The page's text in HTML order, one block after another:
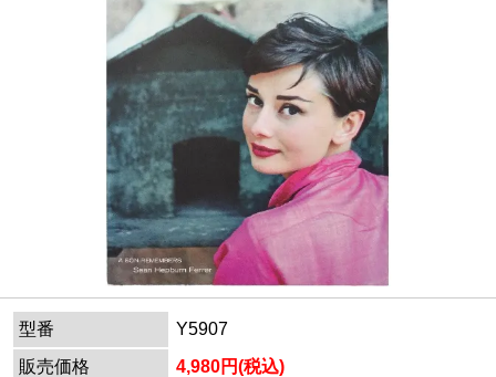
型番
Y5907
販売価格
4,980円(税込)